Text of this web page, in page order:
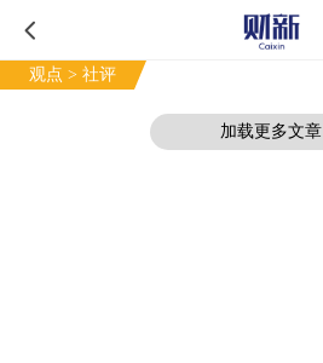
观点 > 社评
加载更多文章